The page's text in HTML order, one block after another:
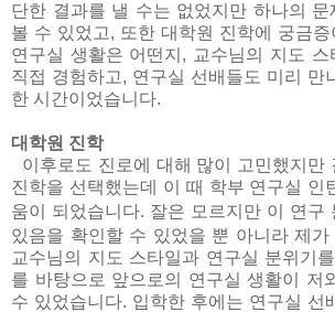
단한 결과를 낼 수는 없었지만 하나의 문
볼 수 있었고, 또한 대학원 진학에 궁금
연구실 생활은 어떤지 , 교수님의 지도
직접 경험하고, 연구실 선배들도 미리 만
한 시간이었습니다.
대학원 진학
이후로도 진로에 대해 많이 고민했지만
진학을 선택했는데 이 때 학부 연구실 인
움이 되었습니다. 잘은 모르지만 이 연구
있음을 확인할 수 있었을 뿐 아니라 제가
교수님의 지도 스타일과 연구실 분위기
를 바탕으로 앞으로의 연구실 생활이 저
수 있었습니다. 입학한 후에는 연구실 선